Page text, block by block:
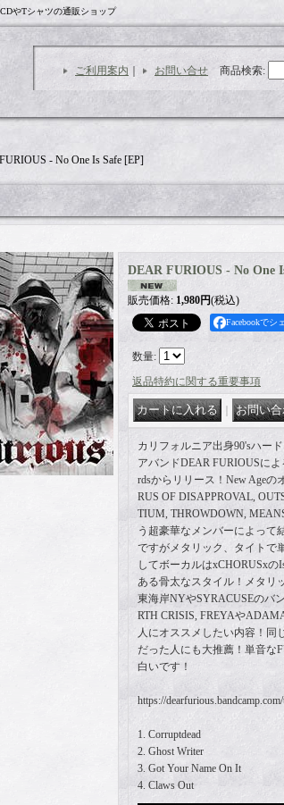
やTシャツの通販ショップ
ご利用案内 お問い合せ 商品検索:
- No One Is Safe [EP]
DEAR FURIOUS - No One
販売価格: 1,980円(税込)
Facebookでシ
数量:
返品特約に関する重要事項
カリフォルニア出身90'sハー
アバンドDEAR FURIOUSによ
rdsからリリース！New Ageの
RUS OF DISAPPROVAL,
TIUM, THROWDOWN,
う超豪華なメンバーによって
ですがメタリック、タイトで
してボーカルはxCHORUSxの
ある骨太なスタイル！メタリ
東海岸NYやSYRACUSEのバ
RTH CRISIS, FREYAや
人にオススメしたい内容！同
だった人にも大推薦！単音な
白いです！
https://
1. Corruptdead
2. Ghost Writer
3. Got Your Name On It
4. Claws Out